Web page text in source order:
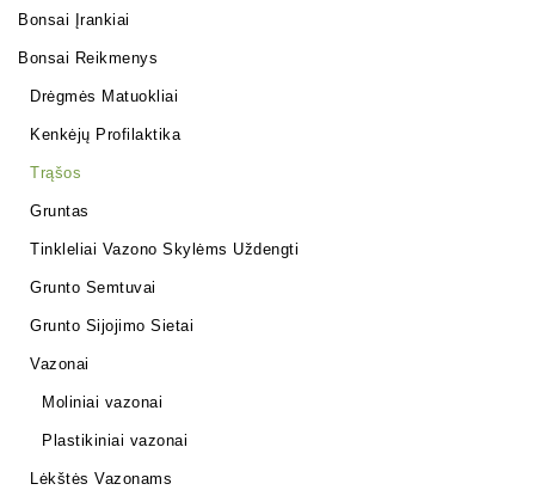
Bonsai Įrankiai
Bonsai Reikmenys
Drėgmės Matuokliai
Kenkėjų Profilaktika
Trąšos
Gruntas
Tinkleliai Vazono Skylėms Uždengti
Grunto Semtuvai
Grunto Sijojimo Sietai
Vazonai
Moliniai vazonai
Plastikiniai vazonai
Lėkštės Vazonams